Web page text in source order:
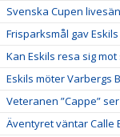
Svenska Cupen
Frisparksmål gav
Kan Eskils resa sig
Eskils möter Varbergs
Veteranen ”Cappe”
Äventyret väntar Calle